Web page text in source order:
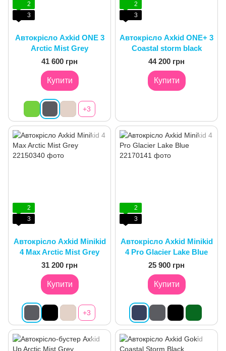
2
3
Автокрісло Axkid ONE 3
Arctic Mist Grey
41 600 грн
Купити
+3
2
3
Автокрісло Axkid ONE+ 3
Coastal storm black
44 200 грн
Купити
2
3
Автокрісло Axkid Minikid
4 Max Arctic Mist Grey
31 200 грн
Купити
+3
2
3
Автокрісло Axkid Minikid
4 Pro Glacier Lake Blue
25 900 грн
Купити